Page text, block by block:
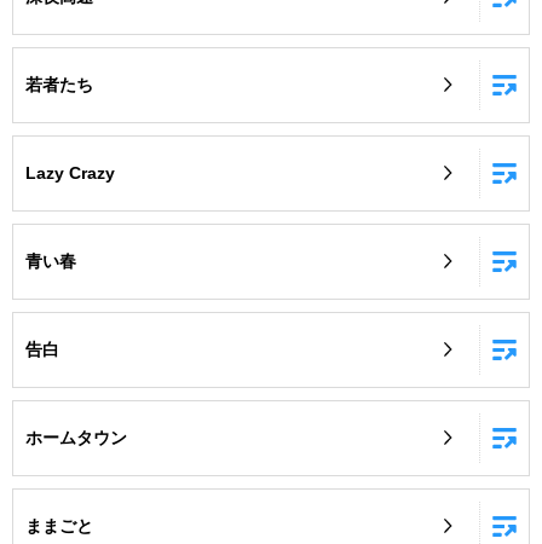
若者たち
Lazy Crazy
青い春
告白
ホームタウン
ままごと